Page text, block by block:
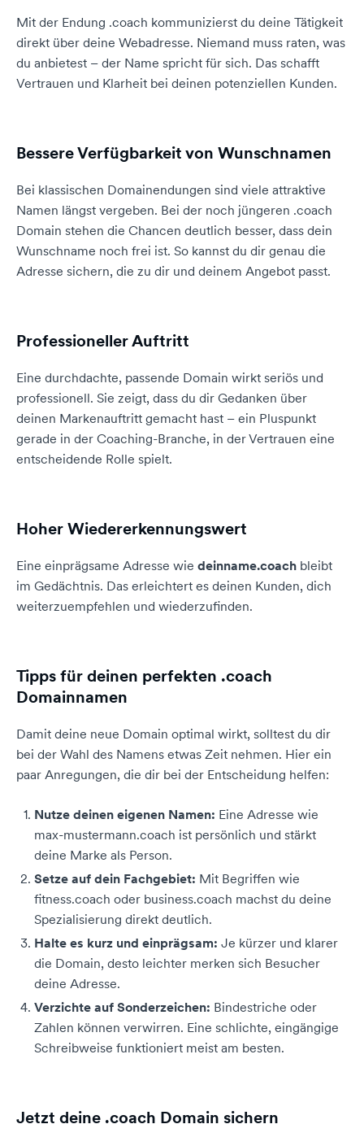
Mit der Endung .coach kommunizierst du deine Tätigkeit
direkt über deine Webadresse. Niemand muss raten, was
du anbietest – der Name spricht für sich. Das schafft
Vertrauen und Klarheit bei deinen potenziellen Kunden.
Bessere Verfügbarkeit von Wunschnamen
Bei klassischen Domainendungen sind viele attraktive
Namen längst vergeben. Bei der noch jüngeren .coach
Domain stehen die Chancen deutlich besser, dass dein
Wunschname noch frei ist. So kannst du dir genau die
Adresse sichern, die zu dir und deinem Angebot passt.
Professioneller Auftritt
Eine durchdachte, passende Domain wirkt seriös und
professionell. Sie zeigt, dass du dir Gedanken über
deinen Markenauftritt gemacht hast – ein Pluspunkt
gerade in der Coaching-Branche, in der Vertrauen eine
entscheidende Rolle spielt.
Hoher Wiedererkennungswert
Eine einprägsame Adresse wie deinname.coach bleibt
im Gedächtnis. Das erleichtert es deinen Kunden, dich
weiterzuempfehlen und wiederzufinden.
Tipps für deinen perfekten .coach
Domainnamen
Damit deine neue Domain optimal wirkt, solltest du dir
bei der Wahl des Namens etwas Zeit nehmen. Hier ein
paar Anregungen, die dir bei der Entscheidung helfen:
Nutze deinen eigenen Namen: Eine Adresse wie
max-mustermann.coach ist persönlich und stärkt
deine Marke als Person.
Setze auf dein Fachgebiet: Mit Begriffen wie
fitness.coach oder business.coach machst du deine
Spezialisierung direkt deutlich.
Halte es kurz und einprägsam: Je kürzer und klarer
die Domain, desto leichter merken sich Besucher
deine Adresse.
Verzichte auf Sonderzeichen: Bindestriche oder
Zahlen können verwirren. Eine schlichte, eingängige
Schreibweise funktioniert meist am besten.
Jetzt deine .coach Domain sichern